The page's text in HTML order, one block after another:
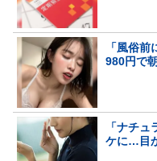
「風俗
980円で
「ナチ
ケに…目